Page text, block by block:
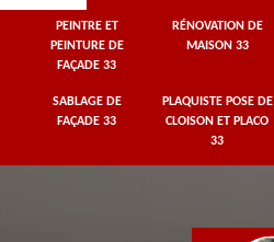
PEINTRE ET
PEINTURE DE
FAÇADE 33
RÉNOVATION DE
MAISON 33
SABLAGE DE
FAÇADE 33
PLAQUISTE POSE DE
CLOISON ET PLACO
33